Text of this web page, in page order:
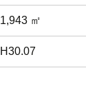
1,943 ㎡
H30.07